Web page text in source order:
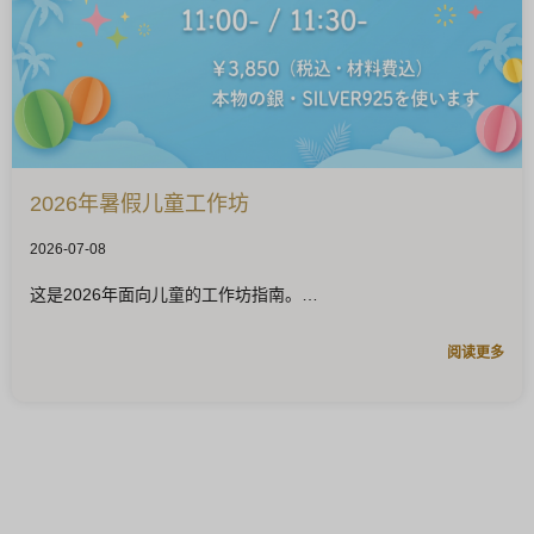
2026年暑假儿童工作坊
2026-07-08
这是2026年面向儿童的工作坊指南。
阅读更多